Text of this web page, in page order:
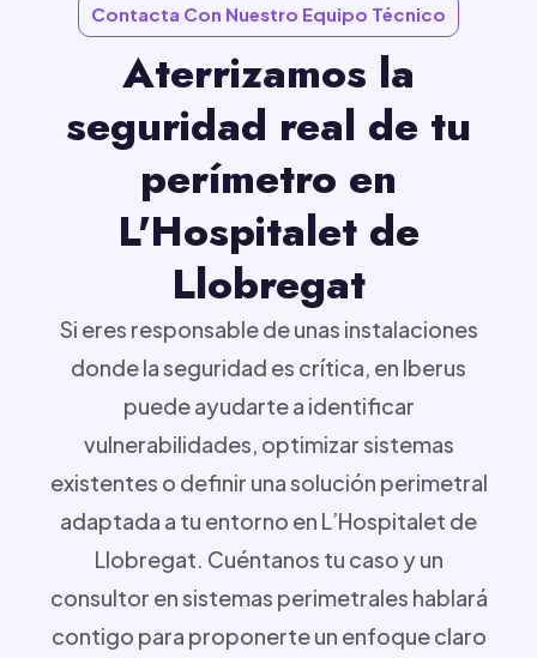
Contacta Con Nuestro Equipo Técnico
Aterrizamos la
seguridad real de tu
perímetro en
L'Hospitalet de
Llobregat
Si eres responsable de unas instalaciones
donde la seguridad es crítica, en Iberus
puede ayudarte a identificar
vulnerabilidades, optimizar sistemas
existentes o definir una solución perimetral
adaptada a tu entorno en L’Hospitalet de
Llobregat. Cuéntanos tu caso y un
consultor en sistemas perimetrales hablará
contigo para proponerte un enfoque claro